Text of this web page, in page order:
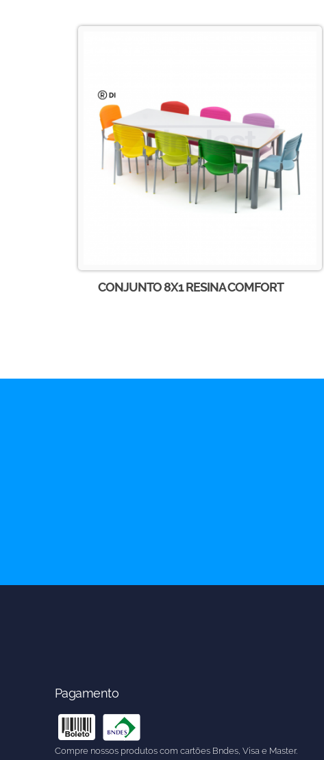
CONJUNTO 8X1 RESINA COMFORT
Pagamento
Compre nossos produtos com cartões Bndes, Visa e Master.